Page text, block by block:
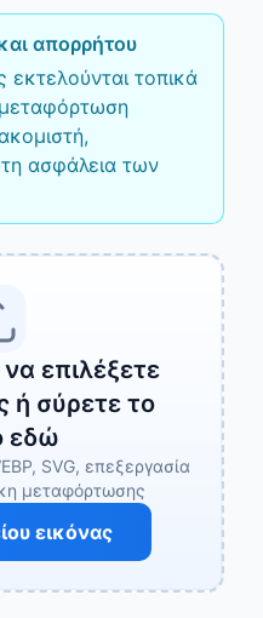
απορρήτου
εκτελούνται τοπικά
ασφάλεια των
επιλέξετε
ή σύρετε το
εδώ
SVG, επεξεργασία
μεταφόρτωσης
εικόνας